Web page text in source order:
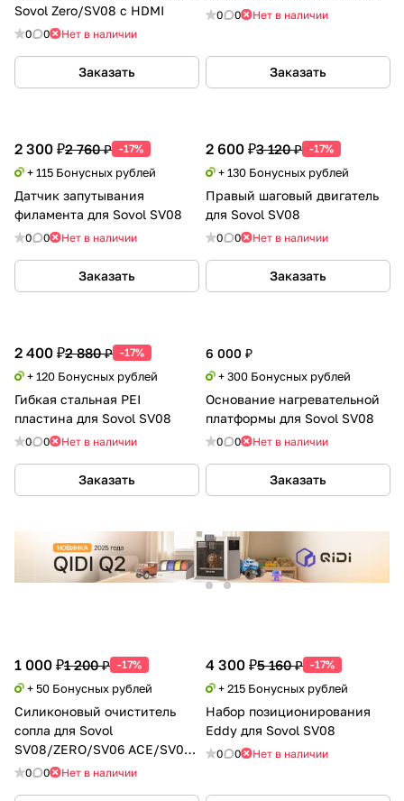
Sovol Zero/SV08 с HDMI
0 0 Нет в наличии
Заказать
0 0 Нет в наличии
Заказать
2 600 ₽3 120 ₽ -17%
+ 130 Бонусных рублей
Правый шаговый двигатель
для Sovol SV08
0 0 Нет в наличии
Заказать
2 400 ₽2 880 ₽ -17%
+ 120 Бонусных рублей
Гибкая стальная PEI
пластина для Sovol SV08
0 0 Нет в наличии
Заказать
6 000 ₽
+ 300 Бонусных рублей
Основание нагревательной
платформы для Sovol SV08
0 0 Нет в наличии
Заказать
1 000 ₽1 200 ₽ -17%
+ 50 Бонусных рублей
Силиконовый очиститель
сопла для Sovol
SV08/ZERO/SV06 ACE/SV06P
ACE
0 0 Нет в наличии
4 300 ₽5 160 ₽ -17%
+ 215 Бонусных рублей
Набор позиционирования
Eddy для Sovol SV08
0 0 Нет в наличии
2 300 ₽2 760 ₽ -17%
+ 115 Бонусных рублей
Датчик запутывания
филамента для Sovol SV08
0 0 Нет в наличии
Заказать